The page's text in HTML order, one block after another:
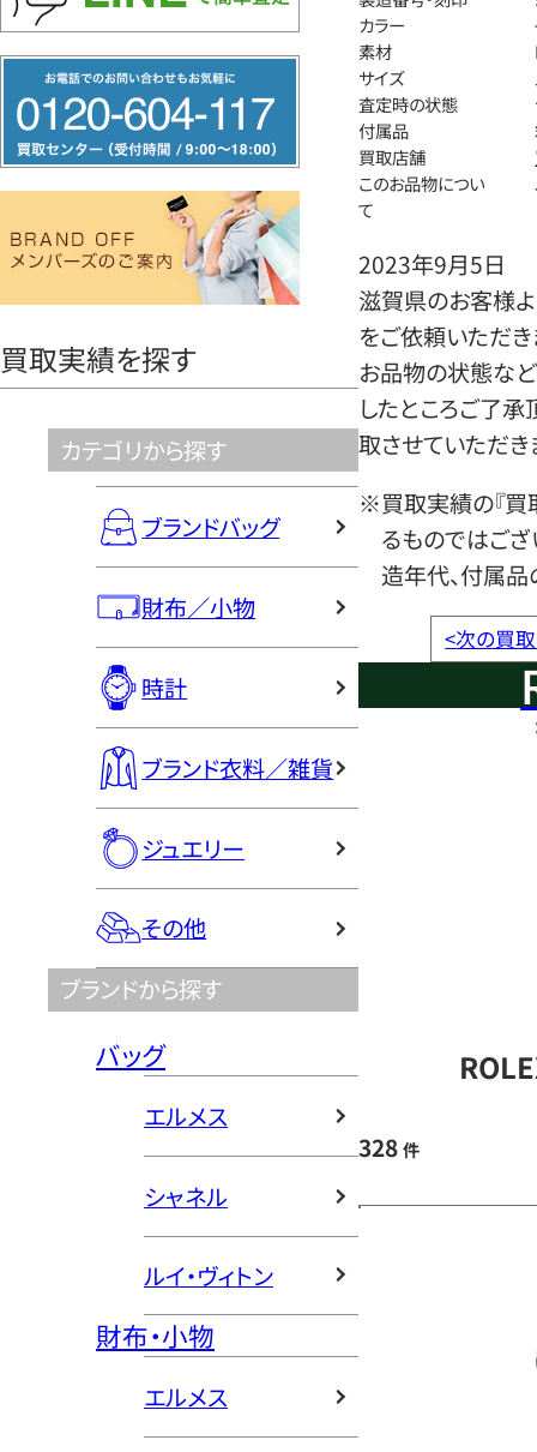
リ
ー
ヤ
買取実績を探す
カテゴリから探す
ブランドバッグ
財布／小物
時計
ブランド衣料／雑貨
ジュエリー
その他
ブランドから探す
バッグ
エルメス
シャネル
ルイ・ヴィトン
財布・小物
エルメス
カラー
素材
サイズ
査定時の状態
付属品
買取店舗
このお品物につい
て
2023年9月5日
滋賀県のお客様
をご依頼いただき
お品物の状態など
したところご了
取させていただき
※買取実績の『買
るものではござ
造年代、付属品
<次の買
328 件